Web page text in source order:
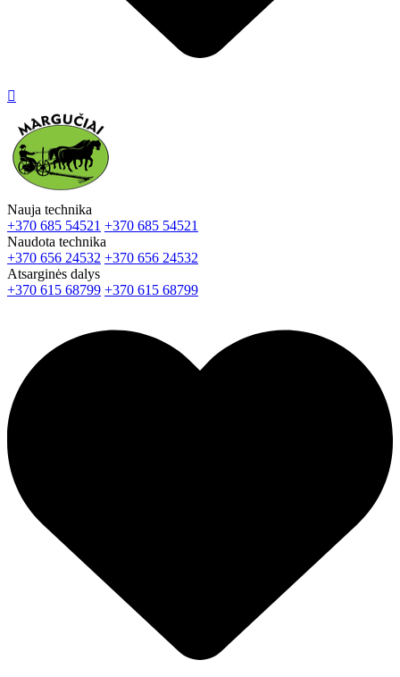

Nauja technika
+370 685 54521 +370 685 54521
Naudota technika
+370 656 24532 +370 656 24532
Atsarginės dalys
+370 615 68799 +370 615 68799